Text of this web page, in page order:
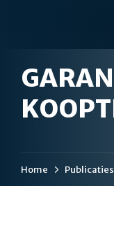
Home Publicaties